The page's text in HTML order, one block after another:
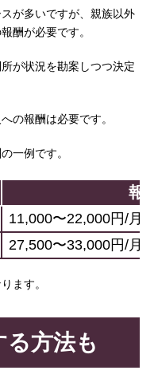
が多いですが、親族以外
酬が必要です。
が状況を勘案しつつ決定
の報酬は必要です。
一例です。
報
11,000〜22,000円/月
27,500〜33,000円/月
ます。
る方法も